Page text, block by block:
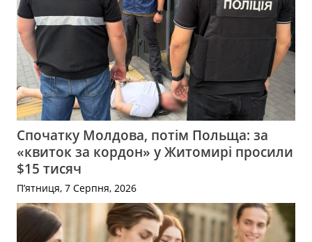
Спочатку Молдова, потім Польща: за
«квиток за кордон» у Житомирі просили
$15 тисяч
П’ятниця, 7 Серпня, 2026